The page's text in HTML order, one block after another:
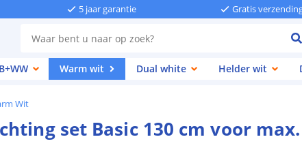
5 jaar garantie Gratis
Warm wit Dual white Helder wit
Wit
set Basic 130 cm voor